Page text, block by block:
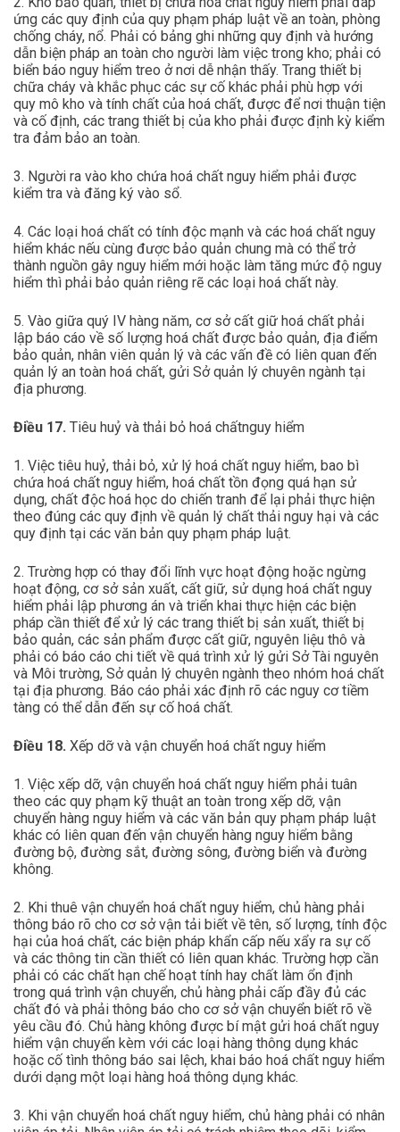
ứng các quy định của quy phạm pháp luật về an toàn, phòng
chống cháy, nổ. Phải có bảng ghi những quy định và hướng
dẫn biện pháp an toàn cho người làm việc trong kho; phải có
biển báo nguy hiểm treo ở nơi dễ nhận thấy. Trang thiết bị
chữa cháy và khắc phục các sự cố khác phải phù hợp với
quy mô kho và tính chất của hoá chất, được để nơi thuận tiện
và cố định, các trang thiết bị của kho phải được định kỳ kiểm
tra đảm bảo an toàn.
3. Người ra vào kho chứa hoá chất nguy hiểm phải được
kiểm tra và đăng ký vào sổ.
4. Các loại hoá chất có tính độc mạnh và các hoá chất nguy
hiểm khác nếu cùng được bảo quản chung mà có thể trở
thành nguồn gây nguy hiểm mới hoặc làm tăng mức độ nguy
hiểm thì phải bảo quản riêng rẽ các loại hoá chất này.
5. Vào giữa quý IV hàng năm, cơ sở cất giữ hoá chất phải
lập báo cáo về số lượng hoá chất được bảo quản, địa điểm
bảo quản, nhân viên quản lý và các vấn đề có liên quan đến
quản lý an toàn hoá chất, gửi Sở quản lý chuyên ngành tại
địa phương.
Điều 17. Tiêu huỷ và thải bỏ hoá chấtnguy hiểm
1. Việc tiêu huỷ, thải bỏ, xử lý hoá chất nguy hiểm, bao bì
chứa hoá chất nguy hiểm, hoá chất tồn đọng quá hạn sử
dụng, chất độc hoá học do chiến tranh để lại phải thực hiện
theo đúng các quy định về quản lý chất thải nguy hại và các
quy định tại các văn bản quy phạm pháp luật.
2. Trường hợp có thay đổi lĩnh vực hoạt động hoặc ngừng
hoạt động, cơ sở sản xuất, cất giữ, sử dụng hoá chất nguy
hiểm phải lập phương án và triển khai thực hiện các biện
pháp cần thiết để xử lý các trang thiết bị sản xuất, thiết bị
bảo quản, các sản phẩm được cất giữ, nguyên liệu thô và
phải có báo cáo chi tiết về quá trình xử lý gửi Sở Tài nguyên
và Môi trường, Sở quản lý chuyên ngành theo nhóm hoá chất
tại địa phương. Báo cáo phải xác định rõ các nguy cơ tiềm
tàng có thể dẫn đến sự cố hoá chất.
Điều 18. Xếp dỡ và vận chuyển hoá chất nguy hiểm
1. Việc xếp dỡ, vận chuyển hoá chất nguy hiểm phải tuân
theo các quy phạm kỹ thuật an toàn trong xếp dỡ, vận
chuyển hàng nguy hiểm và các văn bản quy phạm pháp luật
khác có liên quan đến vận chuyển hàng nguy hiểm bằng
đường bộ, đường sắt, đường sông, đường biển và đường
không.
2. Khi thuê vận chuyển hoá chất nguy hiểm, chủ hàng phải
thông báo rõ cho cơ sở vận tải biết về tên, số lượng, tính độc
hại của hoá chất, các biện pháp khẩn cấp nếu xẩy ra sự cố
và các thông tin cần thiết có liên quan khác. Trường hợp cần
phải có các chất hạn chế hoạt tính hay chất làm ổn định
trong quá trình vận chuyển, chủ hàng phải cấp đầy đủ các
chất đó và phải thông báo cho cơ sở vận chuyển biết rõ về
yêu cầu đó. Chủ hàng không được bí mật gửi hoá chất nguy
hiểm vận chuyển kèm với các loại hàng thông dụng khác
hoặc cố tình thông báo sai lệch, khai báo hoá chất nguy hiểm
dưới dạng một loại hàng hoá thông dụng khác.
3. Khi vận chuyển hoá chất nguy hiểm, chủ hàng phải có nhân